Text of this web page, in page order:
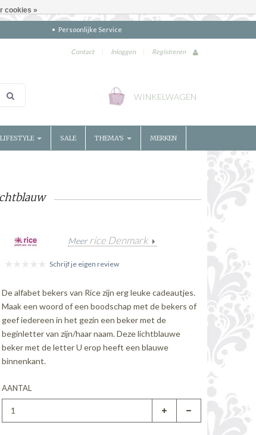
Persoonlijke Service
Contact | Inloggen | Registreren
WINKELWAGEN
LIFESTYLE SALE THEMA'S MERKEN
Meerrice Denmark
Schrijf je eigen review
De alfabet bekers van Rice zijn erg leuke cadeautjes.
Maak een woord of een boodschap met de bekers of
geef iedereen in het gezin een beker met de
beginletter van zijn/haar naam. Deze lichtblauwe
beker met de letter U erop heeft een blauwe
binnenkant.
AANTAL
cookies »